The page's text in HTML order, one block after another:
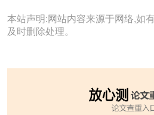
本站声明:网站内容来源于网络,如
及时删除处理。